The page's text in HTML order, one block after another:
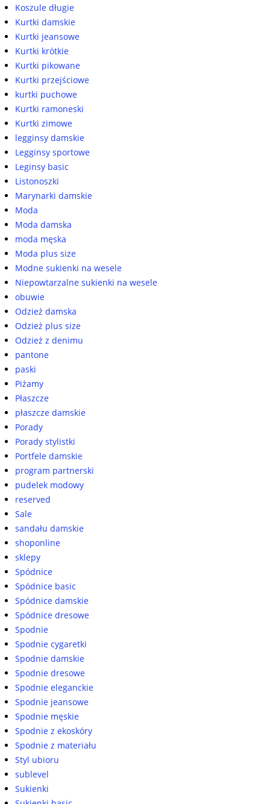
Koszule długie
Kurtki damskie
Kurtki jeansowe
Kurtki krótkie
Kurtki pikowane
Kurtki przejściowe
kurtki puchowe
Kurtki ramoneski
Kurtki zimowe
legginsy damskie
Legginsy sportowe
Leginsy basic
Listonoszki
Marynarki damskie
Moda
Moda damska
moda męska
Moda plus size
Modne sukienki na wesele
Niepowtarzalne sukienki na wesele
obuwie
Odzież damska
Odzież plus size
Odzież z denimu
pantone
paski
Piżamy
Płaszcze
płaszcze damskie
Porady
Porady stylistki
Portfele damskie
program partnerski
pudelek modowy
reserved
Sale
sandału damskie
shoponline
sklepy
Spódnice
Spódnice basic
Spódnice damskie
Spódnice dresowe
Spodnie
Spodnie cygaretki
Spodnie damskie
Spodnie dresowe
Spodnie eleganckie
Spodnie jeansowe
Spodnie męskie
Spodnie z ekoskóry
Spodnie z materiału
Styl ubioru
sublevel
Sukienki